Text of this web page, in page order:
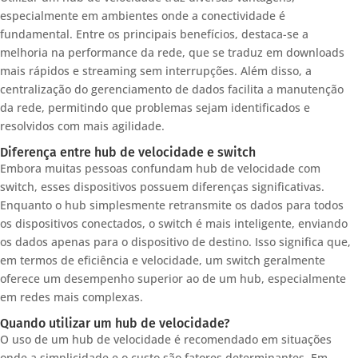
especialmente em ambientes onde a conectividade é
fundamental. Entre os principais benefícios, destaca-se a
melhoria na performance da rede, que se traduz em downloads
mais rápidos e streaming sem interrupções. Além disso, a
centralização do gerenciamento de dados facilita a manutenção
da rede, permitindo que problemas sejam identificados e
resolvidos com mais agilidade.
Diferença entre hub de velocidade e switch
Embora muitas pessoas confundam hub de velocidade com
switch, esses dispositivos possuem diferenças significativas.
Enquanto o hub simplesmente retransmite os dados para todos
os dispositivos conectados, o switch é mais inteligente, enviando
os dados apenas para o dispositivo de destino. Isso significa que,
em termos de eficiência e velocidade, um switch geralmente
oferece um desempenho superior ao de um hub, especialmente
em redes mais complexas.
Quando utilizar um hub de velocidade?
O uso de um hub de velocidade é recomendado em situações